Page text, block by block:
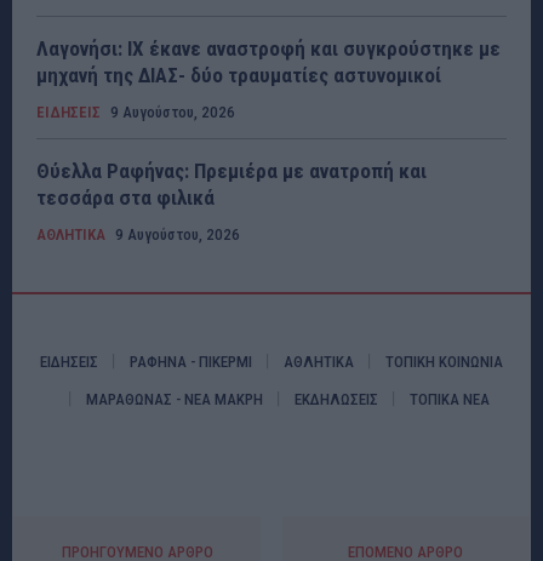
Λαγονήσι: ΙΧ έκανε αναστροφή και συγκρούστηκε με
μηχανή της ΔΙΑΣ- δύο τραυματίες αστυνομικοί
ΕΙΔΗΣΕΙΣ 9 Αυγούστου, 2026
Θύελλα Ραφήνας: Πρεμιέρα με ανατροπή και
τεσσάρα στα φιλικά
ΑΘΛΗΤΙΚΑ 9 Αυγούστου, 2026
ΕΙΔΗΣΕΙΣ ΡΑΦΗΝΑ - ΠΙΚΕΡΜΙ ΑΘΛΗΤΙΚΑ ΤΟΠΙΚΗ ΚΟΙΝΩΝΙΑ
ΜΑΡΑΘΩΝΑΣ - ΝΕΑ ΜΑΚΡΗ ΕΚΔΗΛΩΣΕΙΣ ΤΟΠΙΚΑ ΝΕΑ
ΠΡΟΗΓΟΎΜΕΝΟ ΆΡΘΡΟ ΕΠΌΜΕΝΟ ΆΡΘΡΟ